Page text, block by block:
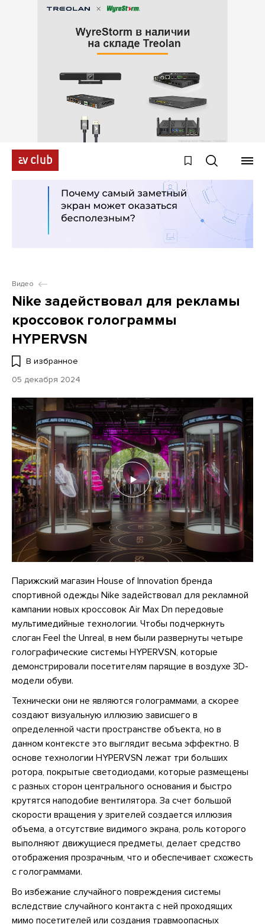
Видео
Nike задействовал для рекламы
кроссовок голограммы
HYPERVSN
В избранное
05 декабря 2024
Парижский магазин House of Innovation бренда
спортивной одежды Nike задействовал для рекламной
кампании новых кроссовок Air Max Dn передовые
мультимедийные технологии. Чтобы подчеркнуть
слоган Feel the Unreal, в нем были развернуты четыре
голографические системы HYPERVSN, которые
демонстрировали посетителям парящие в воздухе 3D-
модели обуви.
Технически они не являются голограммами, а скорее
создают визуальную иллюзию зависшего в
определенной части пространстве объекта, но в
данном контексте это выглядит весьма эффектно. В
основе технологии HYPERVSN лежат три больших
ротора, покрытые светодиодами, которые размещены
с разных сторон центрального основания и быстро
крутятся наподобие вентилятора. За счет большой
скорости вращения у зрителей создается иллюзия
объема, а отсутствие видимого экрана, роль которого
выполняют движущиеся предметы, делает средство
отображения прозрачным, что и обеспечивает схожесть
с голограммами.
Во избежание случайного повреждения системы
вследствие случайного контакта с ней проходящих
мимо посетителей или создания травмоопасных